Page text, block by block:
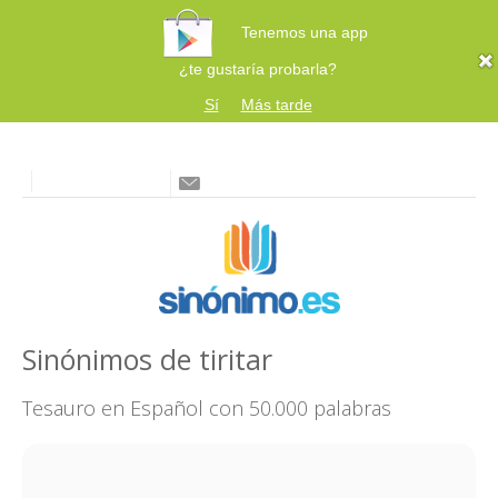
Tenemos una app
¿te gustaría probarla?
Sí
Más tarde
Sinónimos de tiritar
Tesauro en Español con 50.000 palabras